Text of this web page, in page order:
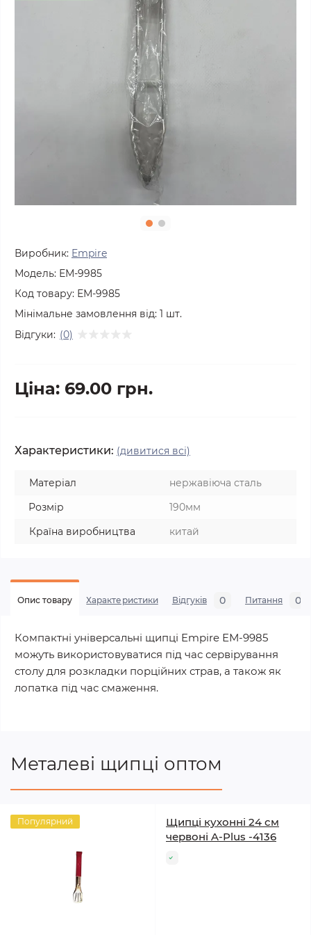
Виробник: Empire
Модель: ЕМ-9985
Код товару: ЕМ-9985
Мінімальне замовлення від: 1 шт.
Відгуки: (0)
Ціна: 69.00 грн.
Характеристики: (дивитися всі)
Матеріал
нержавіюча сталь
Розмір
190мм
Країна виробництва
китай
Опис товару Характеристики Відгуків 0 Питання 0
Компактні універсальні щипці Empire ЕМ-9985
можуть використовуватися під час сервірування
столу для розкладки порційних страв, а також як
лопатка під час смаження.
Металеві щипці оптом
Популярний
Щипці кухонні 24 см
червоні A-Plus -4136